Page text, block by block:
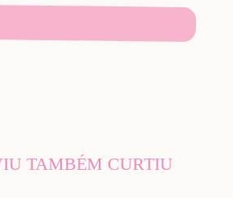
TAMBÉM CURTIU